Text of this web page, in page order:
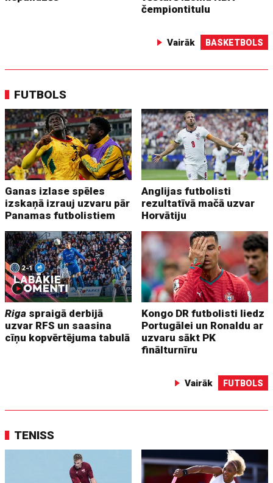
čempiontitulu
Vairāk BASKETBOLS
FUTBOLS
Ganas izlase spēles
izskaņā izrauj uzvaru pār
Panamas futbolistiem
Anglijas futbolisti
rezultatīvā mačā uzvar
Horvātiju
Riga spraigā derbijā
uzvar RFS un saasina
cīņu kopvērtējuma tabulā
Kongo DR futbolisti liedz
Portugālei un Ronaldu ar
uzvaru sākt PK
finālturnīru
Vairāk FUTBOLS
TENISS